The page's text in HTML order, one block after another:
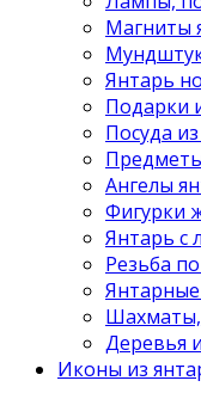
Магниты
Янтарь
Подарки
Посуда
Ангелы
Фигурки
Янтарь с
Резьба
Шахматы,
Деревья
Иконы из